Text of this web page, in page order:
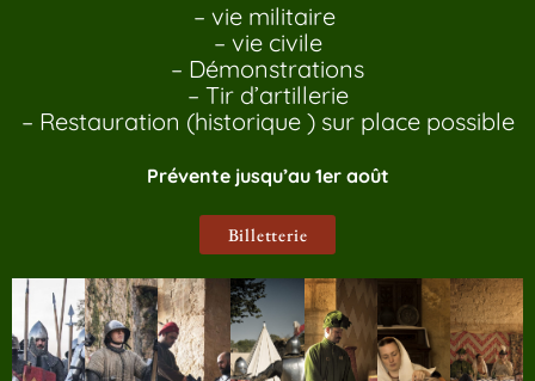
– vie militaire
– vie civile
– Démonstrations
– Tir d’artillerie
– Restauration (historique ) sur place possible
Prévente jusqu’au 1er août
Billetterie